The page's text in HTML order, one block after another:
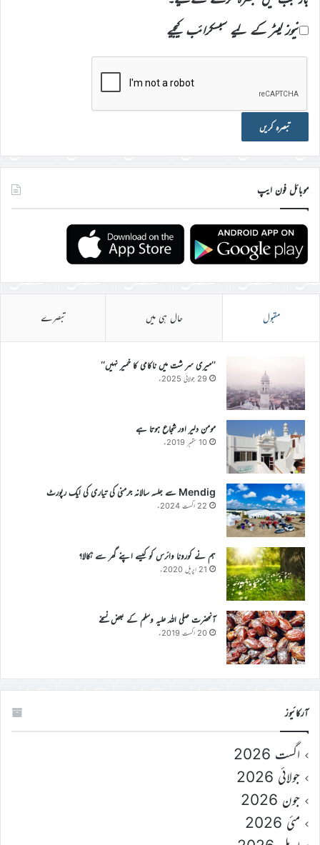
نیوز لیٹر کے لیے سبسکرائب کیجیے
موبائل فون ایپ
مقبول حال ہی میں تبصرے
’’میری سر شت میں ناکامی کا خمیر نہیں‘‘
29 جولائی 2025ء
مومن دلیر اور شجاع ہوتا ہے
10 ستمبر 2019ء
Mendig سے جلسہ سالانہ جرمنی کی تیاری کی ایک رپورٹ
22 اگست 2024ء
ہم نے کورونا وائرس کو کیسے اپنے گھر سے نکالا؟
21 اپریل 2020ء
آنحضرت صلی اللہ علیہ وسلم کے بعض نسخے
20 اگست 2019ء
آرکائیوز
اگست 2026
جولائی 2026
جون 2026
مئی 2026